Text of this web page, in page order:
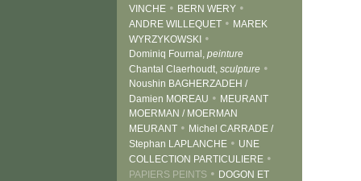
VINCHE • BERN WERY •
ANDRE WILLEQUET • MAREK
WYRZYKOWSKI •
Dominiq Fournal, peinture
Chantal Claerhoudt, sculpture •
Noushin BAGHERZADEH /
Damien MOREAU • MEURANT
MOERMAN / MOERMAN
MEURANT • Michel CARRADE /
Stephan LAPLANCHE • UNE
COLLECTION PARTICULIERE •
PAPIERS PEINTS • DOGON ET